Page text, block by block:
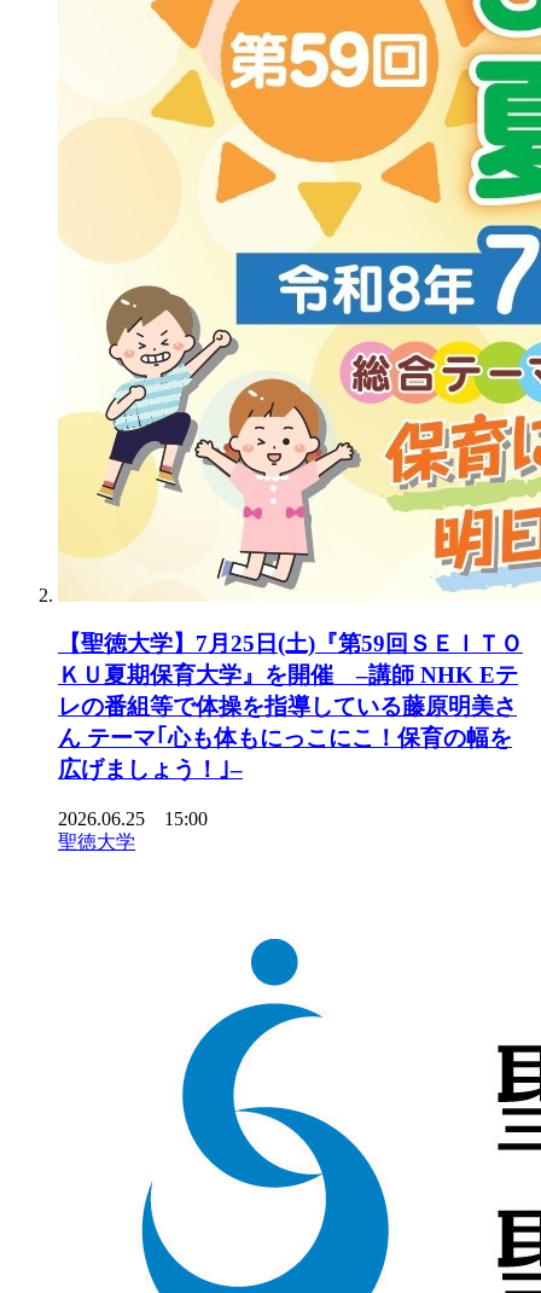
【聖徳大学】7月25日(土)『第59回ＳＥＩＴＯ
ＫＵ夏期保育大学』を開催 –講師 NHK Eテ
レの番組等で体操を指導している藤原明美さ
ん テーマ｢心も体もにっこにこ！保育の幅を
広げましょう！｣–
2026.06.25 15:00
聖徳大学